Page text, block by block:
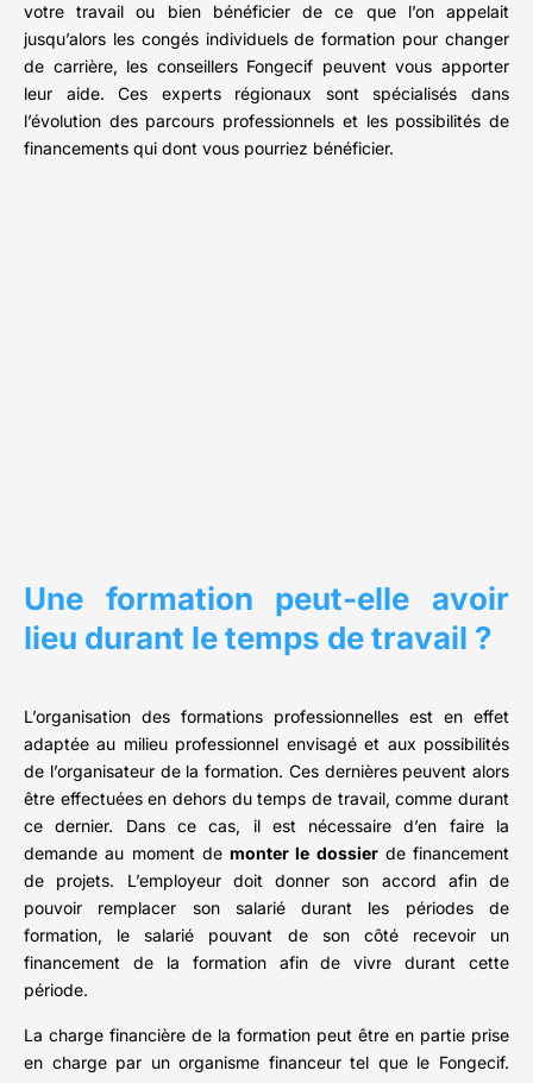
votre travail ou bien bénéficier de ce que l’on appelait
jusqu’alors les congés individuels de formation pour changer
de carrière, les conseillers Fongecif peuvent vous apporter
leur aide. Ces experts régionaux sont spécialisés dans
l’évolution des parcours professionnels et les possibilités de
financements qui dont vous pourriez bénéficier.
Une formation peut-elle avoir
lieu durant le temps de travail ?
L’organisation des formations professionnelles est en effet
adaptée au milieu professionnel envisagé et aux possibilités
de l’organisateur de la formation. Ces dernières peuvent alors
être effectuées en dehors du temps de travail, comme durant
ce dernier. Dans ce cas, il est nécessaire d’en faire la
demande au moment de monter le dossierde financement
de projets. L’employeur doit donner son accord afin de
pouvoir remplacer son salarié durant les périodes de
formation, le salarié pouvant de son côté recevoir un
financement de la formation afin de vivre durant cette
période.
La charge financière de la formation peut être en partie prise
en charge par un organisme financeur tel que le Fongecif.